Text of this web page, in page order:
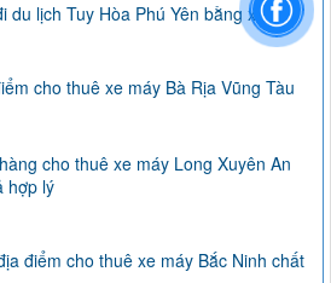
du lịch Tuy Hòa Phú Yên bằng xe
cho thuê xe máy Bà Rịa Vũng Tàu
cho thuê xe máy Long Xuyên An
hợp lý
điểm cho thuê xe máy Bắc Ninh chất